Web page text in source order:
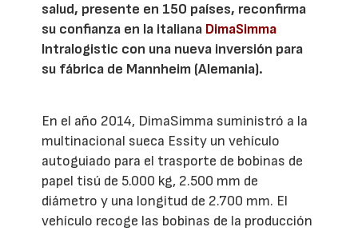
salud, presente en 150 países, reconfirma
su confianza en la italiana DimaSimma
Intralogistic con una nueva inversión para
su fábrica de Mannheim (Alemania).
En el año 2014, DimaSimma suministró a la
multinacional sueca Essity un vehículo
autoguiado para el trasporte de bobinas de
papel tisú de 5.000 kg, 2.500 mm de
diámetro y una longitud de 2.700 mm. El
vehículo recoge las bobinas de la producción